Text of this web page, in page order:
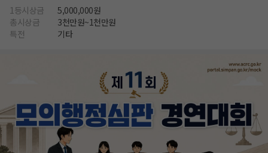
1등시상금
5,000,000원
총시상금
3천만원~1천만원
특전
기타